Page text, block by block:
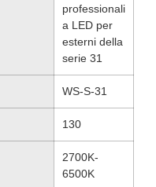
professionali
a LED per
esterni della
serie 31
WS-S-31
130
2700K-
6500K